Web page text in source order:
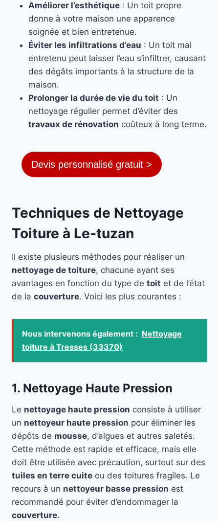
Améliorer l’esthétique : Un toit propre
donne à votre maison une apparence
soignée et bien entretenue.
Éviter les infiltrations d’eau : Un toit mal
entretenu peut laisser l’eau s’infiltrer, causant
des dégâts importants à la structure de la
maison.
Prolonger la durée de vie du toit : Un
nettoyage régulier permet d’éviter des
travaux de rénovation coûteux à long terme.
Devis personnalisé gratuit >
Techniques de Nettoyage
Toiture à Le-tuzan
Il existe plusieurs méthodes pour réaliser un
nettoyage de toiture, chacune ayant ses
avantages en fonction du type de toit et de l’état
de la couverture. Voici les plus courantes :
Nous intervenons également : Nettoyage
toiture à Tresses (33370)
1. Nettoyage Haute Pression
Le nettoyage haute pression consiste à utiliser
un nettoyeur haute pression pour éliminer les
dépôts de mousse, d’algues et autres saletés.
Cette méthode est rapide et efficace, mais elle
doit être utilisée avec précaution, surtout sur des
tuiles en terre cuite ou des toitures fragiles. Le
recours à un nettoyeur basse pression est
recommandé pour éviter d’endommager la
couverture.